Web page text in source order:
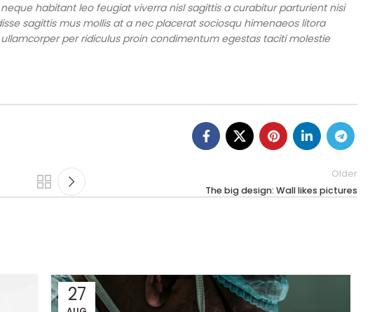
habitant leo feugiat viverra nisl sagittis a curabitur parturient nisi
sagittis mus mollis at a nec placerat sociosqu himenaeos litora
per ridiculus proin condimentum egestas taciti molestie
Older
The big design: Wall likes pictures
27